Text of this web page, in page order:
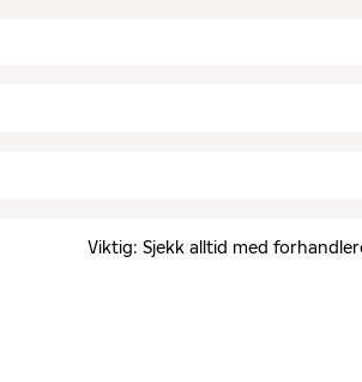
Viktig: Sjekk alltid med